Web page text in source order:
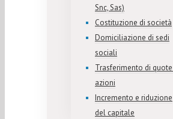
Snc, Sas)
Costituzione di società
Domiciliazione di sedi
sociali
Trasferimento di
azioni
Incremento e riduzione
del capitale